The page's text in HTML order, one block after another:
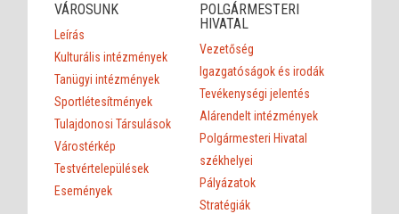
VÁROSUNK
Leírás
Kulturális intézmények
Tanügyi intézmények
Sportlétesítmények
Tulajdonosi Társulások
Várostérkép
Testvértelepülések
Események
POLGÁRMESTERI
HIVATAL
Vezetőség
Igazgatóságok és irodák
Tevékenységi jelentés
Alárendelt intézmények
Polgármesteri Hivatal
székhelyei
Pályázatok
Stratégiák